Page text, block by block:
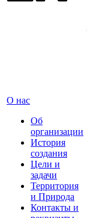
О нас
Об
организации
История
создания
Цели и
задачи
Территория
и Природа
Контакты и